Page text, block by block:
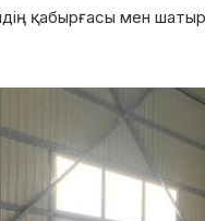
қабырғасы мен